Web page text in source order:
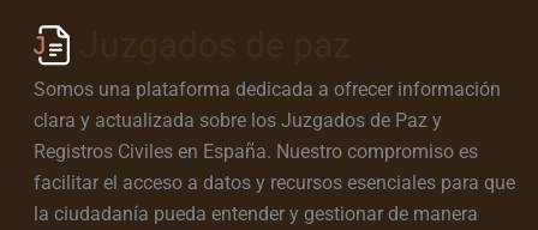
Somos una plataforma dedicada a ofrecer información
clara y actualizada sobre los Juzgados de Paz y
Registros Civiles en España. Nuestro compromiso es
facilitar el acceso a datos y recursos esenciales para que
la ciudadanía pueda entender y gestionar de manera